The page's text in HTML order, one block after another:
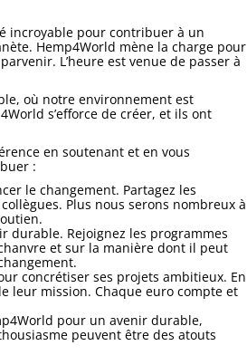
incroyable pour contribuer à un
Hemp4World mène la charge pour
L’heure est venue de passer à
où notre environnement est
s’efforce de créer, et ils ont
en soutenant et en vous
:
le changement. Partagez les
Plus nous serons nombreux à
durable. Rejoignez les programmes
et sur la manière dont il peut
concrétiser ses projets ambitieux. En
leur mission. Chaque euro compte et
pour un avenir durable,
peuvent être des atouts